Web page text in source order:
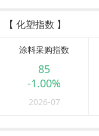
【 化塑指数 】
涂料采购指数
85
-1.00%
2026-07